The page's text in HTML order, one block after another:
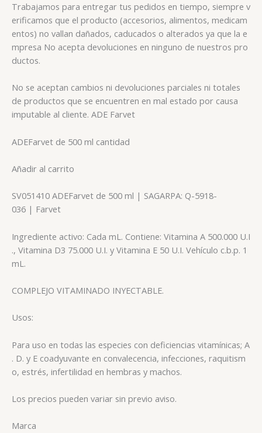
Trabajamos para entregar tus pedidos en tiempo, siempre v
erificamos que el producto (accesorios, alimentos, medicam
entos) no vallan dañados, caducados o alterados ya que la e
mpresa No acepta devoluciones en ninguno de nuestros pro
ductos.
No se aceptan cambios ni devoluciones parciales ni totales
de productos que se encuentren en mal estado por causa
imputable al cliente. ADE Farvet
ADEFarvet de 500 ml cantidad
Añadir al carrito
SV051410 ADEFarvet de 500 ml | SAGARPA: Q-5918-
036 | Farvet
Ingrediente activo: Cada mL. Contiene: Vitamina A 500.000 U.I
., Vitamina D3 75.000 U.I. y Vitamina E 50 U.I. Vehículo c.b.p. 1
mL.
COMPLEJO VITAMINADO INYECTABLE.
Usos:
Para uso en todas las especies con deficiencias vitamínicas; A
. D. y E coadyuvante en convalecencia, infecciones, raquitism
o, estrés, infertilidad en hembras y machos.
Los precios pueden variar sin previo aviso.
Marca